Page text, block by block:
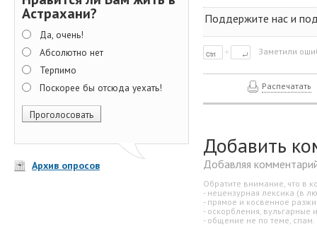
Астрахани?
Да, очень!
Абсолютно нет
Терпимо
Поскорее бы отсюда уехать!
Архив опросов
Поддержите нас и
Заметили
Распечатать
Добавить
Добавляя
Обратите внимание, что в
- нецензурная лексика (в
- прямое и косвенное
- оскорбления, вульгарные
- общение не по теме, спам.